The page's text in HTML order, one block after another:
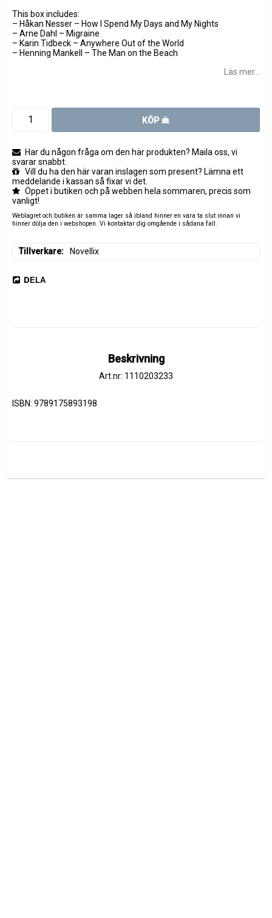
This box includes:
– Håkan Nesser – How I Spend My Days and My Nights
– Arne Dahl – Migraine
– Karin Tidbeck – Anywhere Out of the World
– Henning Mankell – The Man on the Beach
Läs mer...
KÖP
Har du någon fråga om den här produkten? Maila oss, vi
svarar snabbt.
Vill du ha den här varan inslagen som present? Lämna ett
meddelande i kassan så fixar vi det.
Öppet i butiken och på webben hela sommaren, precis som
vanligt!
Weblagret och butiken är samma lager så ibland hinner en vara ta slut innan vi
hinner dölja den i webshopen. Vi kontaktar dig omgående i sådana fall.
Tillverkare Novellix
DELA
Beskrivning
Art.nr: 1110203233
ISBN: 9789175893198